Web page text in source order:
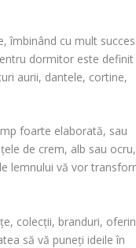
îmbinând cu mult succes
dormitor este definit
aurii, dantele, cortine,
foarte elaborată, sau
de crem, alb sau ocru,
lemnului vă vor
colecții, branduri,
să vă puneți ideile în